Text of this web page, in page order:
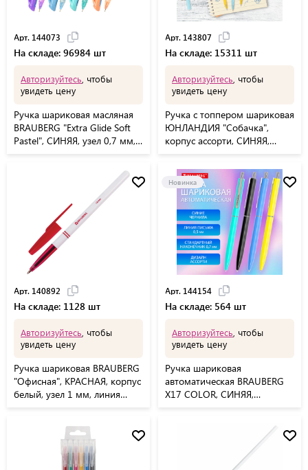
Арт. 144073
На складе: 96984 шт
Авторизуйтесь , чтобы
увидеть цену
Ручка шариковая масляная
BRAUBERG "Extra Glide Soft
Pastel", СИНЯЯ, узел 0,7 мм,
Арт. 143807
На складе: 15311 шт
Авторизуйтесь , чтобы
увидеть цену
Ручка с топпером шариковая
ЮНЛАНДИЯ "Собачка",
корпус ассорти, СИНЯЯ,
143807
Арт. 140892
На складе: 1128 шт
Авторизуйтесь , чтобы
увидеть цену
Ручка шариковая BRAUBERG
"Офисная", КРАСНАЯ, корпус
белый, узел 1 мм, линия
Новинка
Арт. 144154
На складе: 564 шт
Авторизуйтесь , чтобы
увидеть цену
Ручка шариковая
автоматическая BRAUBERG
X17 COLOR, СИНЯЯ,